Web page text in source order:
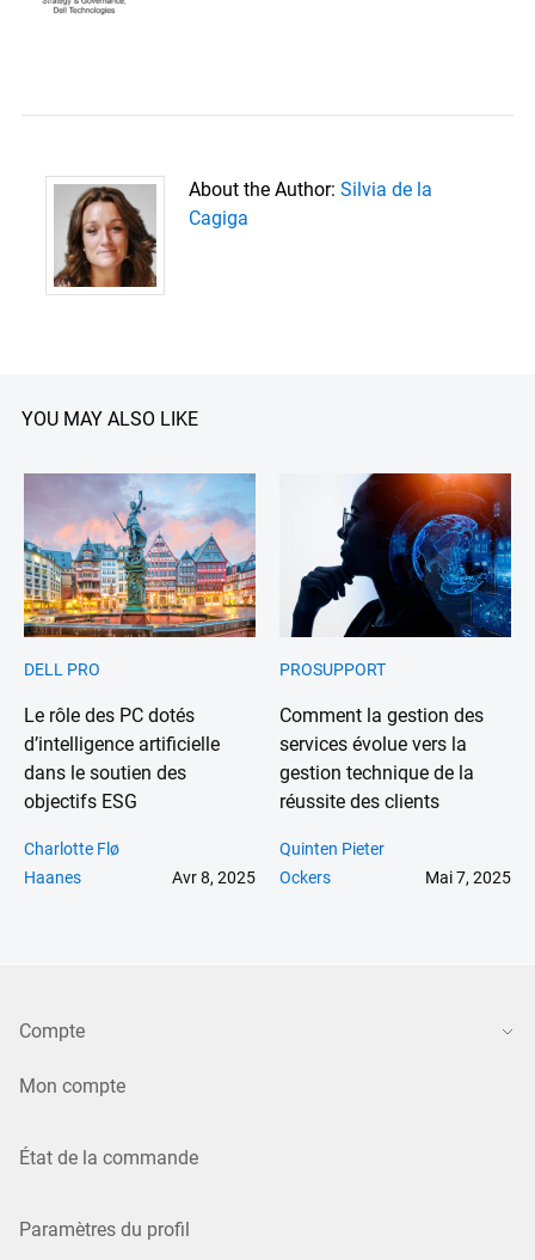
About the Author: Silvia de la
Cagiga
YOU MAY ALSO LIKE
DELL PRO
Le rôle des PC dotés
d’intelligence artificielle
dans le soutien des
objectifs ESG
Avr 8, 2025
Charlotte Flø
Haanes
PROSUPPORT
Comment la gestion des
services évolue vers la
gestion technique de la
réussite des clients
Mai 7, 2025
Quinten Pieter
Ockers
Compte
Mon compte
État de la commande
Paramètres du profil